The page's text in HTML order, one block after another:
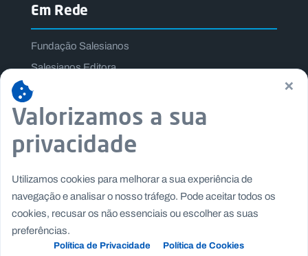
Em Rede
Fundação Salesianos
Salesianos Editora
Família Salesiana
Missão Dom Bosco
Jogos Nacionais Salesianos
×
Valorizamos a sua
privacidade
Utilizamos cookies para melhorar a sua experiência de
navegação e analisar o nosso tráfego. Pode aceitar todos os
cookies, recusar os não essenciais ou escolher as suas
preferências.
Política de Privacidade Política de Cookies